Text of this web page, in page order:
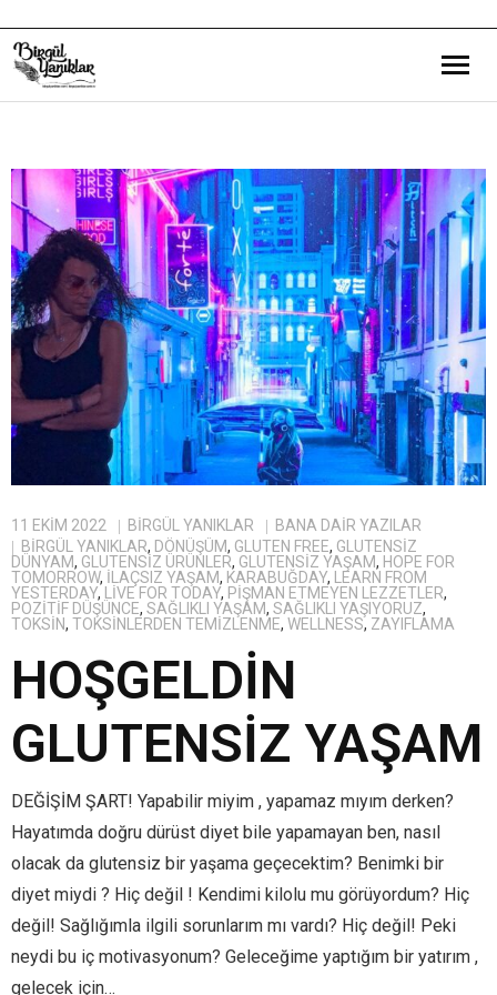
Eğitim Yazılarım
Gezi ve Kültür Yazılarım
Röportajlarım
Destek Olduğum Projeler
Yürüttüğüm Projeler
11 EKIM 2022 BIRGÜL YANIKLAR
BANA DAIR YAZILAR
BIRGÜL YANIKLAR, DÖNÜŞÜM, GLUTEN FREE, GLUTENSIZ
DÜNYAM, GLUTENSIZ ÜRÜNLER, GLUTENSIZ YAŞAM, HOPE FOR
TOMORROW, ILAÇSIZ YAŞAM, KARABUĞDAY, LEARN FROM
YESTERDAY, LIVE FOR TODAY, PIŞMAN ETMEYEN LEZZETLER,
POZITIF DÜŞÜNCE, SAĞLIKLI YAŞAM, SAĞLIKLI YAŞIYORUZ,
TOKSIN, TOKSINLERDEN TEMIZLENME, WELLNESS, ZAYIFLAMA
HOŞGELDİN
GLUTENSİZ YAŞAM
DEĞİŞİM ŞART! Yapabilir miyim , yapamaz mıyım derken?
Hayatımda doğru dürüst diyet bile yapamayan ben, nasıl
olacak da glutensiz bir yaşama geçecektim? Benimki bir
diyet miydi ? Hiç değil ! Kendimi kilolu mu görüyordum? Hiç
değil! Sağlığımla ilgili sorunlarım mı vardı? Hiç değil! Peki
neydi bu iç motivasyonum? Geleceğime yaptığım bir yatırım ,
gelecek için…